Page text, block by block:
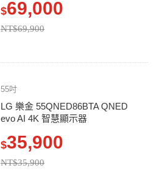
$69,000
NT$69,900
55吋
LG 樂金 55QNED86BTA QNED
evo AI 4K 智慧顯示器
$35,900
NT$35,900